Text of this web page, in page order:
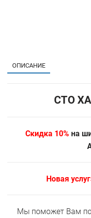
ОПИСАНИЕ
СТО
Скидка 10% на
Новая
Мы поможет Вам